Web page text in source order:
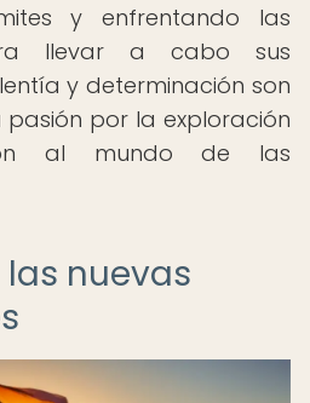
y enfrentando las
llevar a cabo sus
y determinación son
pasión por la exploración
al mundo de las
nuevas